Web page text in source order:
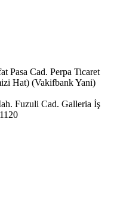
Pasa Cad. Perpa Ticaret
Hat) (Vakifbank Yani)
Fuzuli Cad. Galleria İş